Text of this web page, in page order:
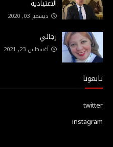
الاعتيادية
ديسمبر 03, 2020
رجائي
أغسطس 23, 2021
تابعونا
twitter
instagram